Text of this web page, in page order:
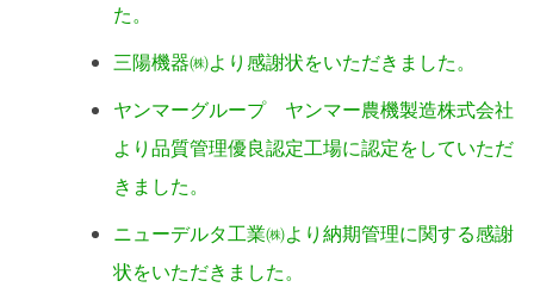
た。
三陽機器㈱より感謝状をいただきました。
ヤンマーグループ ヤンマー農機製造株式会社
より品質管理優良認定工場に認定をしていただ
きました。
ニューデルタ工業㈱より納期管理に関する感謝
状をいただきました。